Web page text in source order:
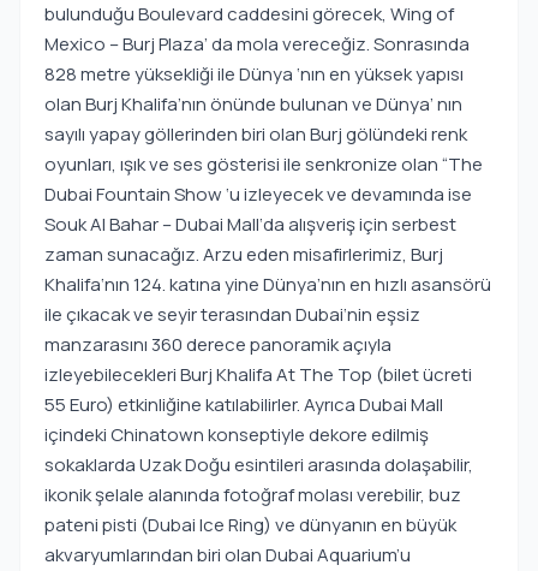
bulunduğu Boulevard caddesini görecek, Wing of
Mexico – Burj Plaza’ da mola vereceğiz. Sonrasında
828 metre yüksekliği ile Dünya ‘nın en yüksek yapısı
olan Burj Khalifa’nın önünde bulunan ve Dünya’ nın
sayılı yapay göllerinden biri olan Burj gölündeki renk
oyunları, ışık ve ses gösterisi ile senkronize olan “The
Dubai Fountain Show ‘u izleyecek ve devamında ise
Souk Al Bahar – Dubai Mall‘da alışveriş için serbest
zaman sunacağız. Arzu eden misafirlerimiz, Burj
Khalifa‘nın 124. katına yine Dünya’nın en hızlı asansörü
ile çıkacak ve seyir terasından Dubai‘nin eşsiz
manzarasını 360 derece panoramik açıyla
izleyebilecekleri Burj Khalifa At The Top (bilet ücreti
55 Euro) etkinliğine katılabilirler. Ayrıca Dubai Mall
içindeki Chinatown konseptiyle dekore edilmiş
sokaklarda Uzak Doğu esintileri arasında dolaşabilir,
ikonik şelale alanında fotoğraf molası verebilir, buz
pateni pisti (Dubai Ice Ring) ve dünyanın en büyük
akvaryumlarından biri olan Dubai Aquarium’u